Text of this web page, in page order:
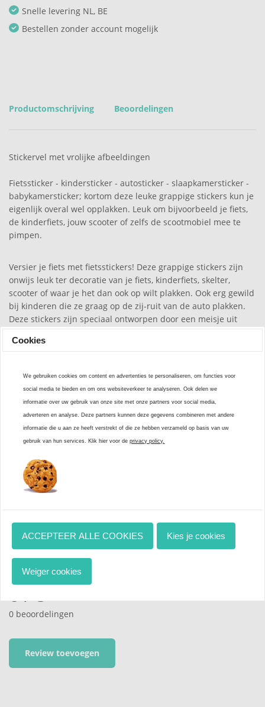
Snelle levering NL, BE
Bestellen zonder account mogelijk
Productomschrijving Beoordelingen
Stickervel met vrolijke afbeeldingen
Fietssticker - kindersticker - autosticker - slaapkamersticker -
babykamersticker; kortom deze leuke grappige stickers kun je
eigenlijk overal wel opplakken. Leuk om bijvoorbeeld je fiets,
de kinderfiets, jouw scooter of zelfs de scootmobiel mee te
pimpen.
Versier je fiets met fietsstickers! Deze grappige stickers zijn
onwijs leuk ter decoratie van je fiets, kinderfiets, skelter,
scooter of waar je het dan ook op wilt plakken. Ook erg gewild
bij kinderen die ze graag op de zij-ruit van de auto plakken.
Deze stickers zijn speciaal ontworpen door een meisje uit
buiten.
Stel een vraag
Heb je een vraag? Onze klantenservice staat voor je
info@pimpjefiets.nl
Beoordelingen
0 beoordelingen
Review toevoegen
Cookies
We gebruiken cookies om content en advertenties te personaliseren, om functies voor
social media te bieden en om ons websiteverkeer te analyseren. Ook delen we
informatie over uw gebruik van onze site met onze partners voor social media,
adverteren en analyse. Deze partners kunnen deze gegevens combineren met andere
informatie die u aan ze heeft verstrekt of die ze hebben verzameld op basis van uw
gebruik van hun services. Klik hier voor deprivacy policy.
ACCEPTEER ALLE COOKIES Kies je cookies
Weiger cookies